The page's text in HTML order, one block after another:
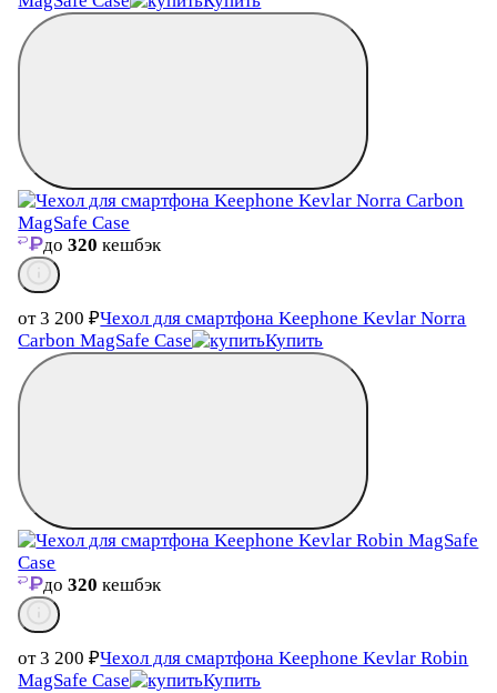
до320 кешбэк
от 3 200₽Чехол для смартфона Keephone Kevlar Norra
Carbon MagSafe Case
Купить
до320 кешбэк
от 3 200₽Чехол для смартфона Keephone Kevlar Robin
MagSafe Case
Купить